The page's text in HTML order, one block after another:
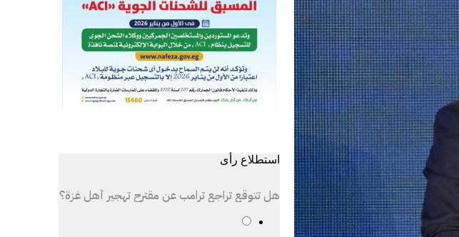
استطلاع رأى
هل تتوقع تراجع ترامب عن مقترح تهجير أهل غزة؟